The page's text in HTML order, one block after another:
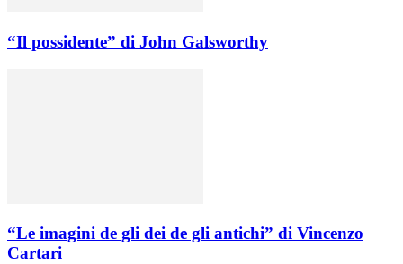
“Il possidente” di John Galsworthy
“Le imagini de gli dei de gli antichi” di Vincenzo
Cartari